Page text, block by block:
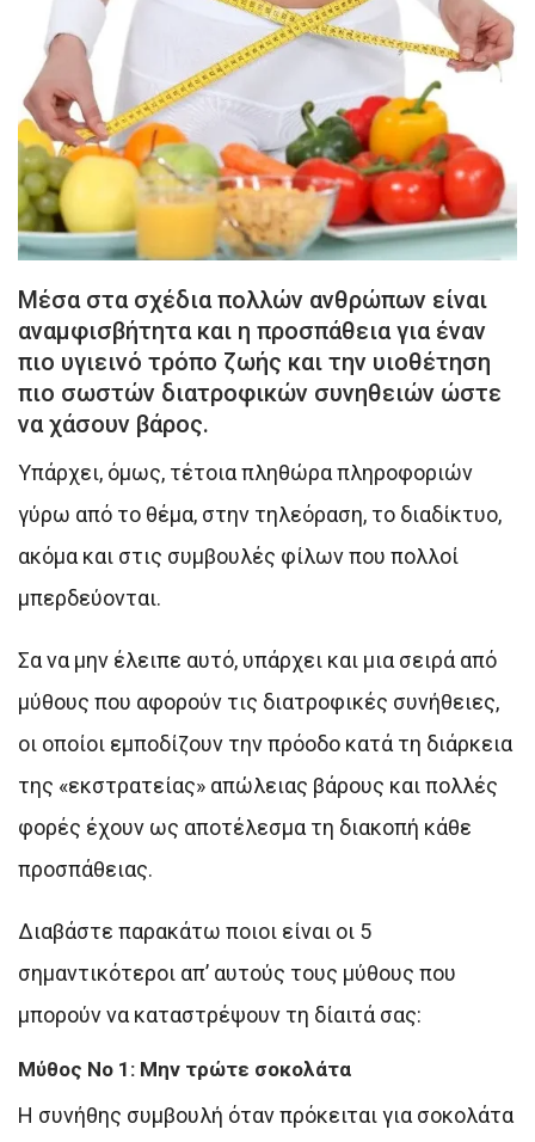
Μέσα στα σχέδια πολλών ανθρώπων είναι
αναμφισβήτητα και η προσπάθεια για έναν
πιο υγιεινό τρόπο ζωής και την υιοθέτηση
πιο σωστών διατροφικών συνηθειών ώστε
να χάσουν βάρος.
Υπάρχει, όμως, τέτοια πληθώρα πληροφοριών
γύρω από το θέμα, στην τηλεόραση, το διαδίκτυο,
ακόμα και στις συμβουλές φίλων που πολλοί
μπερδεύονται.
Σα να μην έλειπε αυτό, υπάρχει και μια σειρά από
μύθους που αφορούν τις διατροφικές συνήθειες,
οι οποίοι εμποδίζουν την πρόοδο κατά τη διάρκεια
της «εκστρατείας» απώλειας βάρους και πολλές
φορές έχουν ως αποτέλεσμα τη διακοπή κάθε
προσπάθειας.
Διαβάστε παρακάτω ποιοι είναι οι 5
σημαντικότεροι απ’ αυτούς τους μύθους που
μπορούν να καταστρέψουν τη δίαιτά σας:
Μύθος Νο 1: Μην τρώτε σοκολάτα
Η συνήθης συμβουλή όταν πρόκειται για σοκολάτα